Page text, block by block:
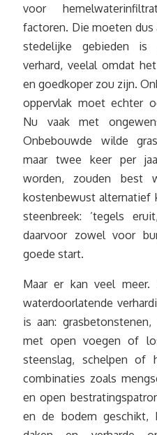
voor
factoren. Die moeten dus
stedelijke gebieden is
verhard, veelal omdat
en goedkoper zou zijn.
oppervlak moet echter
Nu vaak met
Onbebouwde wilde
maar twee keer per
worden, zouden best
kostenbewust alternatief
steenbreek: ’tegels
daarvoor zowel voor
goede start.
Maar er kan veel meer.
waterdoorlatende
is aan:
met open voegen of
steenslag, schelpen of
combinaties zoals
en open
en de bodem geschikt,